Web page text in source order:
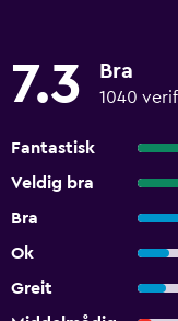
7.3 Bra
1040
Fantastisk
Veldig bra
Bra
Ok
Greit